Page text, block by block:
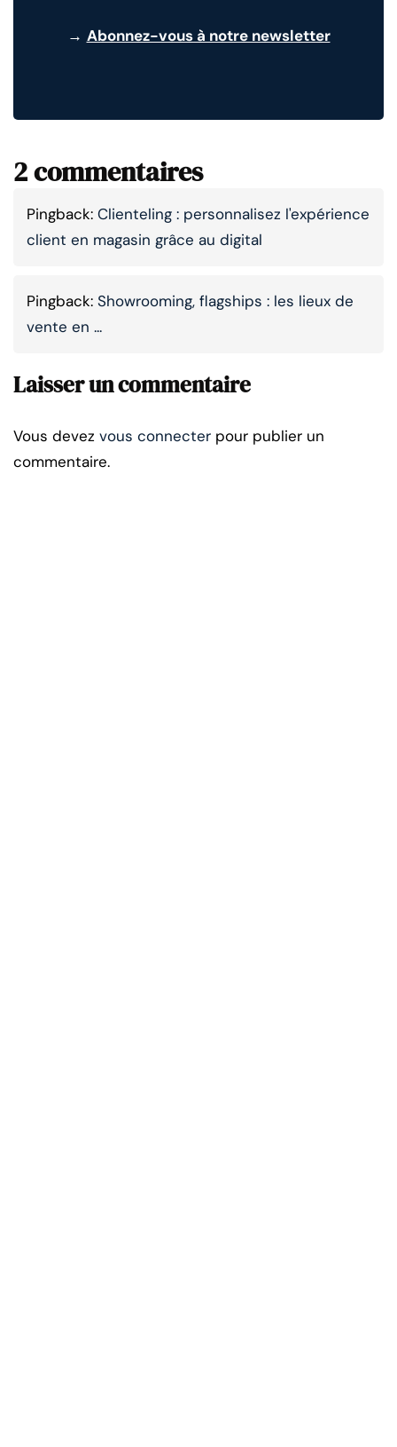
→ Abonnez-vous à notre newsletter
2 commentaires
Pingback: Clienteling : personnalisez l'expérience
client en magasin grâce au digital
Pingback: Showrooming, flagships : les lieux de
vente en ...
Laisser un commentaire
Vous devez vous connecter pour publier un
commentaire.